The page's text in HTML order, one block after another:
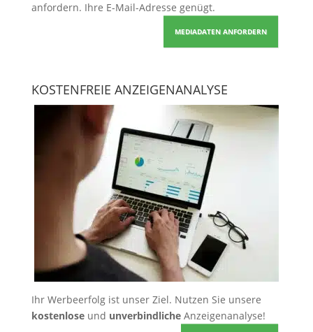
anfordern. Ihre E-Mail-Adresse genügt.
MEDIADATEN ANFORDERN
KOSTENFREIE ANZEIGENANALYSE
Ihr Werbeerfolg ist unser Ziel. Nutzen Sie unsere
kostenloseund unverbindlicheAnzeigenanalyse!